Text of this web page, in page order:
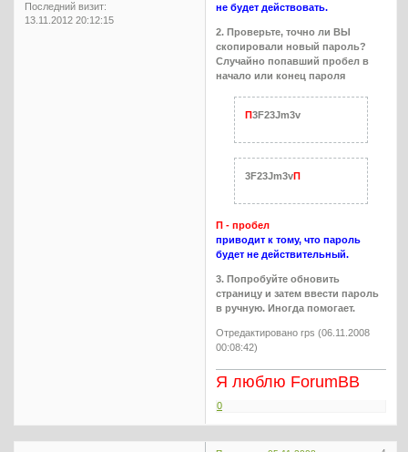
Последний визит:
13.11.2012 20:12:15
не будет действовать.
2. Проверьте, точно ли ВЫ
скопировали новый пароль?
Случайно попавший пробел в
начало или конец пароля
П3F23Jm3v
3F23Jm3vП
П - пробел
приводит к тому, что пароль
будет не действительный.
3. Попробуйте обновить
страницу и затем ввести пароль
в ручную. Иногда помогает.
Отредактировано rps (06.11.2008
00:08:42)
Я люблю ForumBB
0